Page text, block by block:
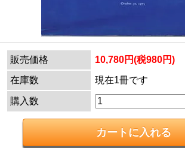
販売価格
10,780円(税980円)
在庫数
現在1冊です
購入数